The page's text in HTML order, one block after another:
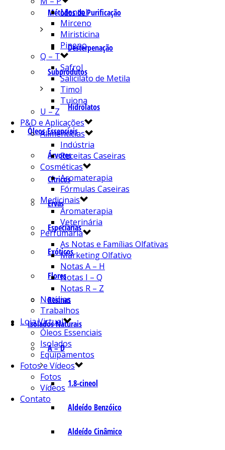
Métodos de Purificação
Desterpenação
Subprodutos
Hidrolatos
Óleos Essenciais
Árvores
Cítricos
Ervas
Especiarias
Exóticos
Flores
Resinas
Isolados Naturais
A – D
1.8-cineol
Aldeído Benzóico
Aldeído Cinâmico
Mentol
Mirceno
Miristicina
Pineno
Q – T
Safrol
Salicilato de Metila
Timol
Tujona
U – Z
P&D e Aplicações
Alimentícias
Indústria
Receitas Caseiras
Cosméticas
Aromaterapia
Fórmulas Caseiras
Medicinais
Aromaterapia
Veterinária
Perfumaria
As Notas e Famílias Olfativas
Marketing Olfativo
Notas A – H
Notas I – Q
Notas R – Z
Notícias
Trabalhos
Loja Virtual
Óleos Essenciais
Isolados
Equipamentos
Fotos e Vídeos
Fotos
Vídeos
Contato